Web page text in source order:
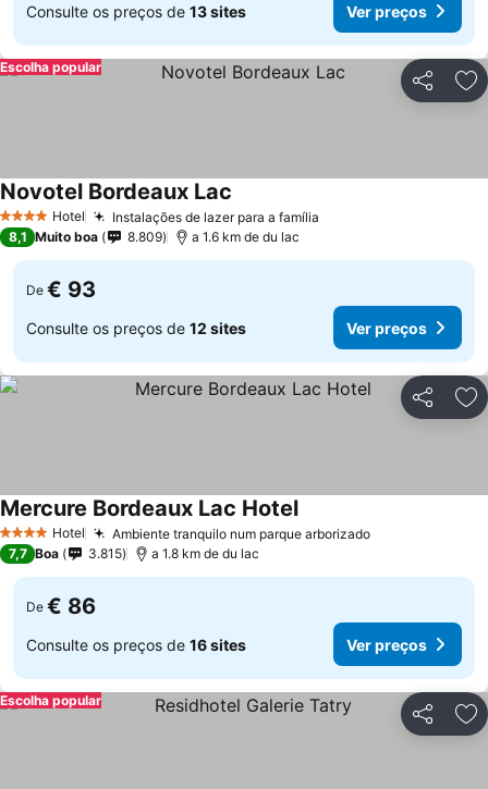
Consulte os preços de 13 sites Ver preços
Partilhar
Escolha popular
4 EstrelasHotel Instalações de lazer para a família
Novotel Bordeaux Lac
8,1 Muito boa 8.809 a 1.6 km de du lac
De € 93
Consulte os preços de 12 sites Ver preços
Partilhar
4 EstrelasHotel Ambiente tranquilo num parque arborizado
Mercure Bordeaux Lac Hotel
7,7 Boa 3.815 a 1.8 km de du lac
De € 86
Consulte os preços de 16 sites Ver preços
Partilhar
Escolha popular